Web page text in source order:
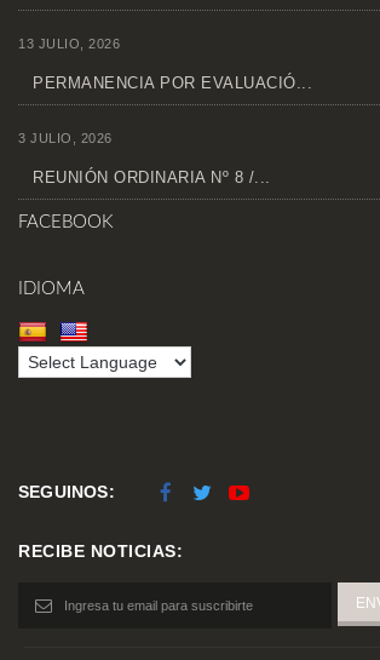
13 JULIO, 2026
PERMANENCIA POR EVALUACIÓ...
3 JULIO, 2026
REUNIÓN ORDINARIA Nº 8 /...
FACEBOOK
IDIOMA
SEGUINOS:
RECIBE NOTICIAS: